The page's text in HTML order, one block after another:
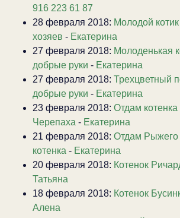
916 223 61 87
28 февраля 2018: Молодой
хозяев - Екатерина
27 февраля 2018: Молоденькая
добрые руки - Екатерина
27 февраля 2018: Трехцветный
добрые руки - Екатерина
23 февраля 2018: Отдам
Черепаха - Екатерина
21 февраля 2018: Отдам
котенка - Екатерина
20 февраля 2018: Котенок
Татьяна
18 февраля 2018: Котенок
Алена